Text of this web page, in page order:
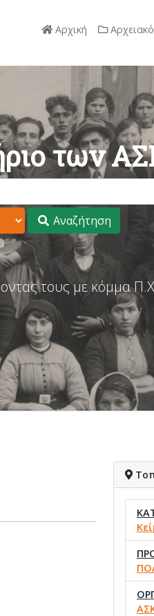
Αρχική
των
Αναζήτηση
τους με κόμμα